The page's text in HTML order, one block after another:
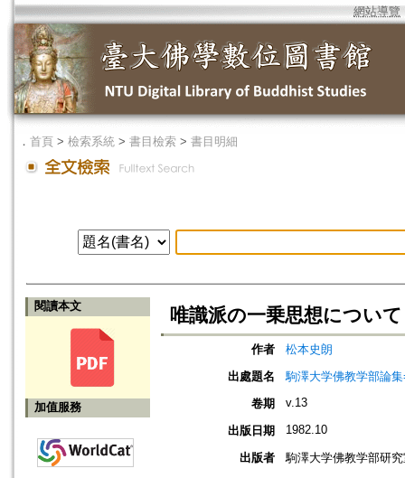
網站導覽
． 首頁 > 檢索系統 > 書目檢索 > 書目明細
閱讀本文
加值服務
唯識派の一乗思想につい
作者
松本史朗
出處題名
駒澤大学佛教学部論
卷期
v.13
出版日期 1982.10
出版者
駒澤大学佛教学部研